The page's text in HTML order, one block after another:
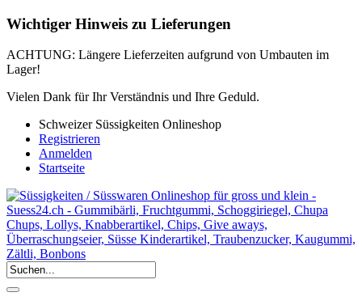
Wichtiger Hinweis zu Lieferungen
ACHTUNG: Längere Lieferzeiten aufgrund von Umbauten im
Lager!
Vielen Dank für Ihr Verständnis und Ihre Geduld.
Schweizer Süssigkeiten Onlineshop
Registrieren
Anmelden
Startseite